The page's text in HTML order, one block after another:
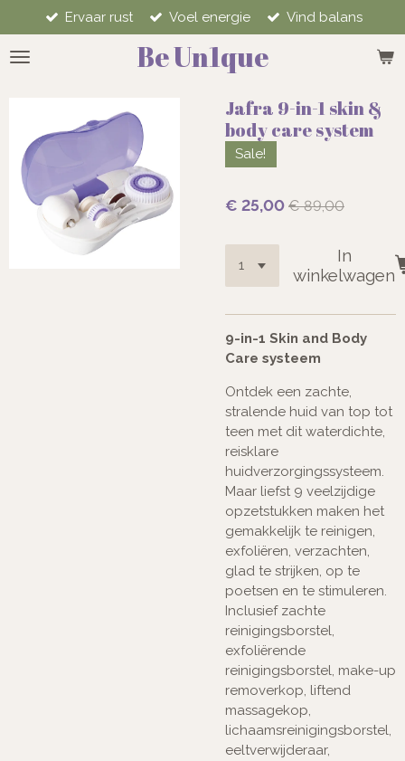
direct
naar
Be Un1que
Ervaar rust Voel energie Vind balans
Jafra 9-in-1 skin &
body care system
Sale!
€ 25,00 € 89,00
In
winkelwagen
9-in-1 Skin and Body
Care systeem
Ontdek een zachte,
stralende huid van top tot
teen met dit waterdichte,
reisklare
huidverzorgingssysteem.
Maar liefst 9 veelzijdige
opzetstukken maken het
gemakkelijk te reinigen,
exfoliëren, verzachten,
glad te strijken, op te
poetsen en te stimuleren.
Inclusief zachte
reinigingsborstel,
exfoliërende
reinigingsborstel, make-up
removerkop, liftend
massagekop,
lichaamsreinigingsborstel,
eeltverwijderaar,